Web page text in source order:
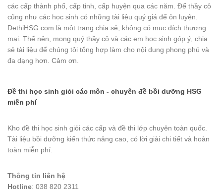
các cấp thành phố, cấp tỉnh, cấp huyện qua các năm. Để thầy cô
cũng như các học sinh có những tài liệu quý giá để ôn luyện.
DethiHSG.com là một trang chia sẻ, không có mục đích thương
mại. Thế nên, mong quý thầy cô và các em học sinh góp ý, chia
sẻ tài liệu để chúng tôi tổng hợp làm cho nội dung phong phú và
đa dạng hơn. Cảm ơn.
Đề thi học sinh giỏi các môn - chuyên đề bồi dưỡng HSG
miễn phí
Kho đề thi học sinh giỏi các cấp và đề thi lớp chuyên toàn quốc.
Tài liệu bồi dưỡng kiến thức nâng cao, có lời giải chi tiết và hoàn
toàn miễn phí.
Thông tin liên hệ
Hotline: 038 820 2311